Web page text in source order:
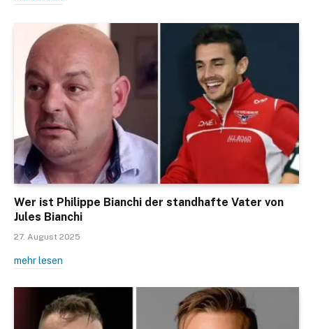
Wer ist Philippe Bianchi der standhafte Vater von
Jules Bianchi
27. August 2025
mehr lesen